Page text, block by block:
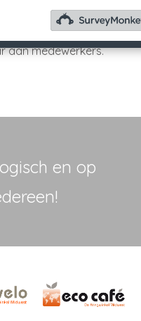
allergenenlijstenvrij
aan medewerkers.
en op